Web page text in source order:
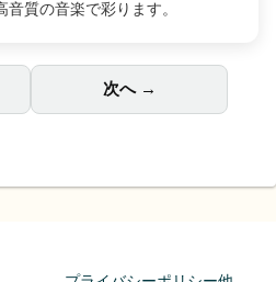
変わります。
次へ →